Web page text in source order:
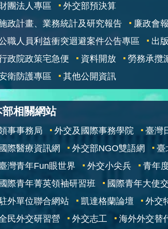
團法人專區
外交部預決算
政計畫、業務統計及研究報告
廉政會
職人員利益衝突迴避案件公告專區
出
政院政策宅急便
資料開放
勞務承攬
衛防護專區
其他公開資訊
部相關網站
事事務局 外交及國際事務學院
臺灣
國際醫療資訊網
外交部NGO雙語網
臺
灣青年Fun眼世界
外交小尖兵
青年
國際青年菁英領袖研習班
國際青年大使
外單位聯合網站
凱達格蘭論壇
外交
民外交研習營
外交志工 海外外交替